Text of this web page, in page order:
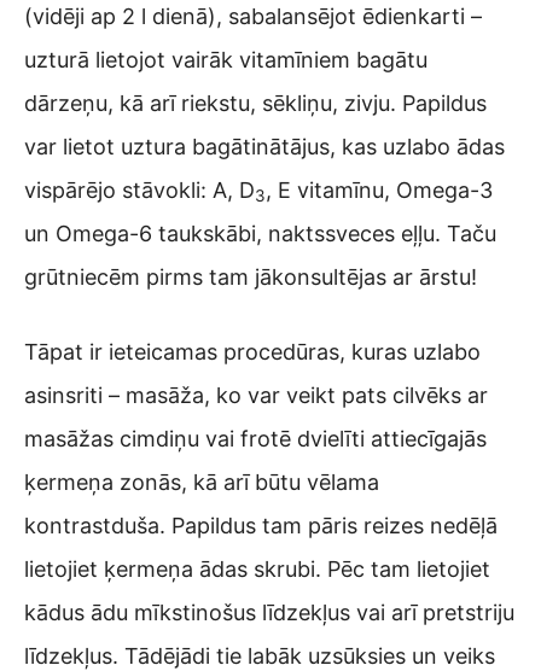
(vidēji ap 2 l dienā), sabalansējot ēdienkarti –
uzturā lietojot vairāk vitamīniem bagātu
dārzeņu, kā arī riekstu, sēkliņu, zivju. Papildus
var lietot uztura bagātinātājus, kas uzlabo ādas
vispārējo stāvokli: A, D3, E vitamīnu, Omega-3
un Omega-6 taukskābi, naktssveces eļļu. Taču
grūtniecēm pirms tam jākonsultējas ar ārstu!
Tāpat ir ieteicamas procedūras, kuras uzlabo
asinsriti – masāža, ko var veikt pats cilvēks ar
masāžas cimdiņu vai frotē dvielīti attiecīgajās
ķermeņa zonās, kā arī būtu vēlama
kontrastduša. Papildus tam pāris reizes nedēļā
lietojiet ķermeņa ādas skrubi. Pēc tam lietojiet
kādus ādu mīkstinošus līdzekļus vai arī pretstriju
līdzekļus. Tādējādi tie labāk uzsūksies un veiks